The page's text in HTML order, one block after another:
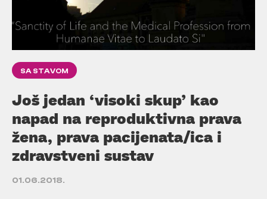
SA STAVOM
Još jedan ‘visoki skup’ kao
napad na reproduktivna prava
žena, prava pacijenata/ica i
zdravstveni sustav
01.06.2018.